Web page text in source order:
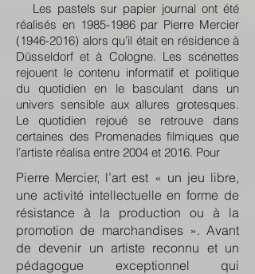
Les pastels sur papier journal ont été
réalisés en 1985-1986par Pierre Mercier
(1946-2016) alors qu’il était en résidence à
Düsseldorf et à Cologne. Les scénettes
rejouent le contenu informatif et politique
du quotidien en le basculant dans un
univers sensible aux allures grotesques.
Le quotidien rejoué se retrouve dans
certaines des Promenades filmiques que
l’artiste réalisa entre 2004 et 2016. Pour
Pierre Mercier, l’art est « un jeu libre,
une activité intellectuelle en forme de
résistance à la production ou à la
promotion de marchandises ». Avant
de devenir un artiste reconnu et un
pédagogue exceptionnel qui